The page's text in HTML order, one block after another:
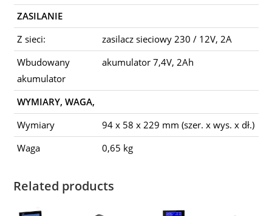
ZASILANIE
Z sieci:
zasilacz sieciowy 230 / 12V, 2A
Wbudowany
akumulator
akumulator 7,4V, 2Ah
WYMIARY, WAGA,
Wymiary
94 x 58 x 229 mm (szer. x wys. x dł.)
Waga
0,65 kg
Related products